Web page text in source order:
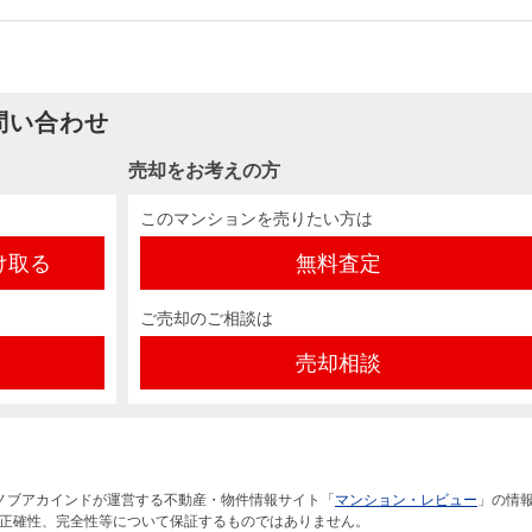
い合わせ
取る
売却をお考えの方
このマンションを売りたい方は
無料査定
ご売却のご相談は
売却相談
ブアカインドが運営する不動産・物件情報サイト「 マンション・レビュー 」の情報
性、完全性等について保証するものではありません。